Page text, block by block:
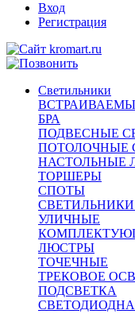
Вход
Регистрация
Светильники
ВСТРАИВАЕМЫЕ
БРА
ПОДВЕСНЫЕ
ПОТОЛОЧНЫЕ
НАСТОЛЬНЫЕ
ТОРШЕРЫ
СПОТЫ
УЛИЧНЫЕ
ЛЮСТРЫ
ТОЧЕЧНЫЕ
ТРЕКОВОЕ
ПОДСВЕТКА